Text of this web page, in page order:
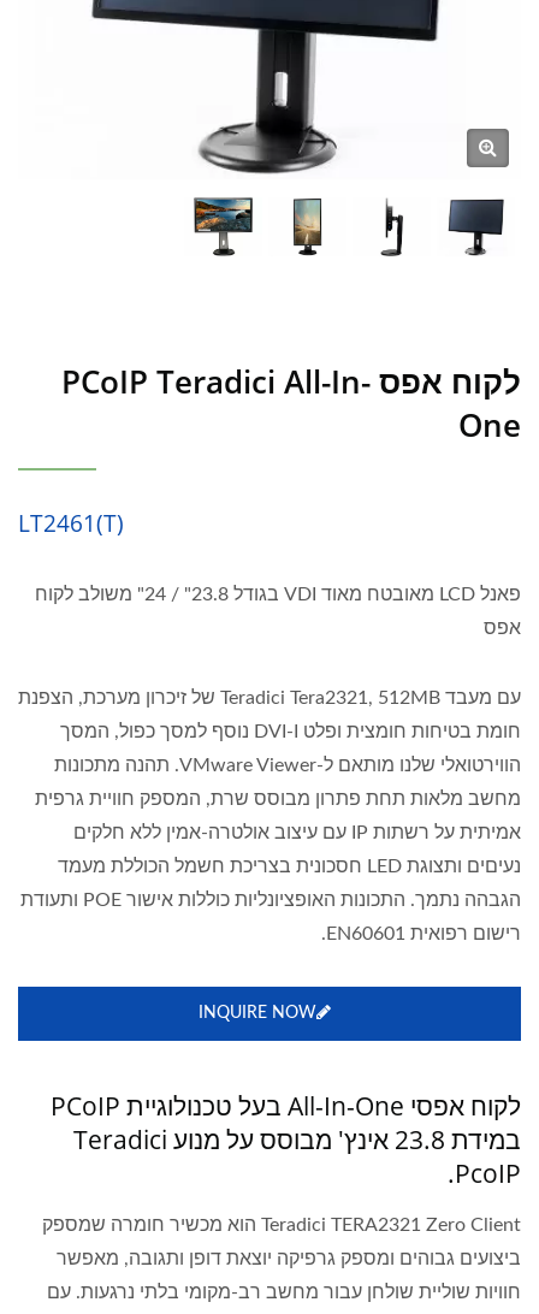
לקוח אפס PCoIP Teradici All-In-
One
LT2461(T)
פאנל LCD מאובטח מאוד VDI בגודל 23.8" / 24" משולב לקוח
אפס
עם מעבד Teradici Tera2321, 512MB של זיכרון מערכת, הצפנת
חומת בטיחות חומצית ופלט DVI-I נוסף למסך כפול, המסך
הווירטואלי שלנו מותאם ל-VMware Viewer. תהנה מתכונות
מחשב מלאות תחת פתרון מבוסס שרת, המספק חוויית גרפית
אמיתית על רשתות IP עם עיצוב אולטרה-אמין ללא חלקים
נעיםים ותצוגת LED חסכונית בצריכת חשמל הכוללת מעמד
הגבהה נתמך. התכונות האופציונליות כוללות אישור POE ותעודת
רישום רפואית EN60601.
INQUIRE NOW
לקוח אפסי All-In-One בעל טכנולוגיית PCoIP
במידת 23.8 אינץ' מבוסס על מנוע Teradici
PcoIP.
Teradici TERA2321 Zero Client הוא מכשיר חומרה שמספק
ביצועים גבוהים ומספק גרפיקה יוצאת דופן ותגובה, מאפשר
חוויות שוליית שולחן עבור מחשב רב-מקומי בלתי נרגעות. עם